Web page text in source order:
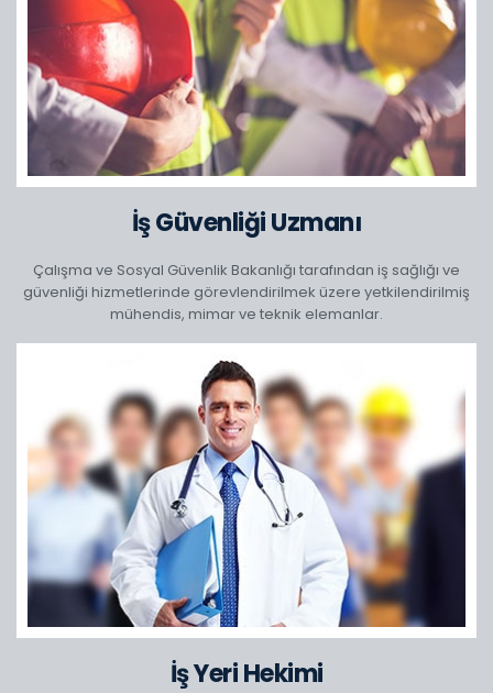
İş Güvenliği Uzmanı
Çalışma ve Sosyal Güvenlik Bakanlığı tarafından iş sağlığı ve
güvenliği hizmetlerinde görevlendirilmek üzere yetkilendirilmiş
mühendis, mimar ve teknik elemanlar.
İş Yeri Hekimi